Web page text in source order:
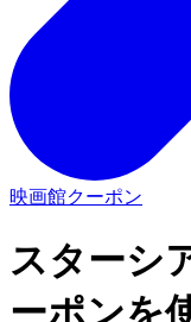
映画館クーポン
スターシ
ーポンを